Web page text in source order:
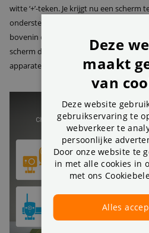
witte ‘+’-teken. Je krijgt nu een scherm
onderste optie aan: ‘Wireless Device
bovenin een pop-up te zien – tik hierbij
scherm dat je nu te zien krijgt op
apparaten weer. Voeg deze toe.
Deze
maakt
van
Deze website
gebruikservaring te
webverkeer te
persoonlijke
Door onze website te
in met alle cookies in
met ons
Alles